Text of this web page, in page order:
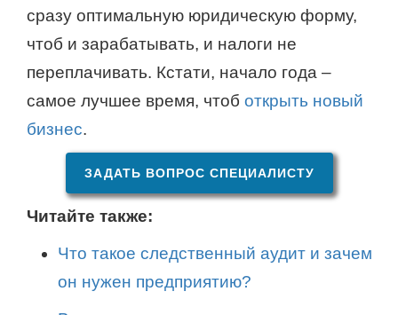
сразу оптимальную юридическую форму,
чтоб и зарабатывать, и налоги не
переплачивать. Кстати, начало года –
самое лучшее время, чтоб открыть новый
бизнес.
ЗАДАТЬ ВОПРОС СПЕЦИАЛИСТУ
Читайте также:
Что такое следственный аудит и зачем
он нужен предприятию?